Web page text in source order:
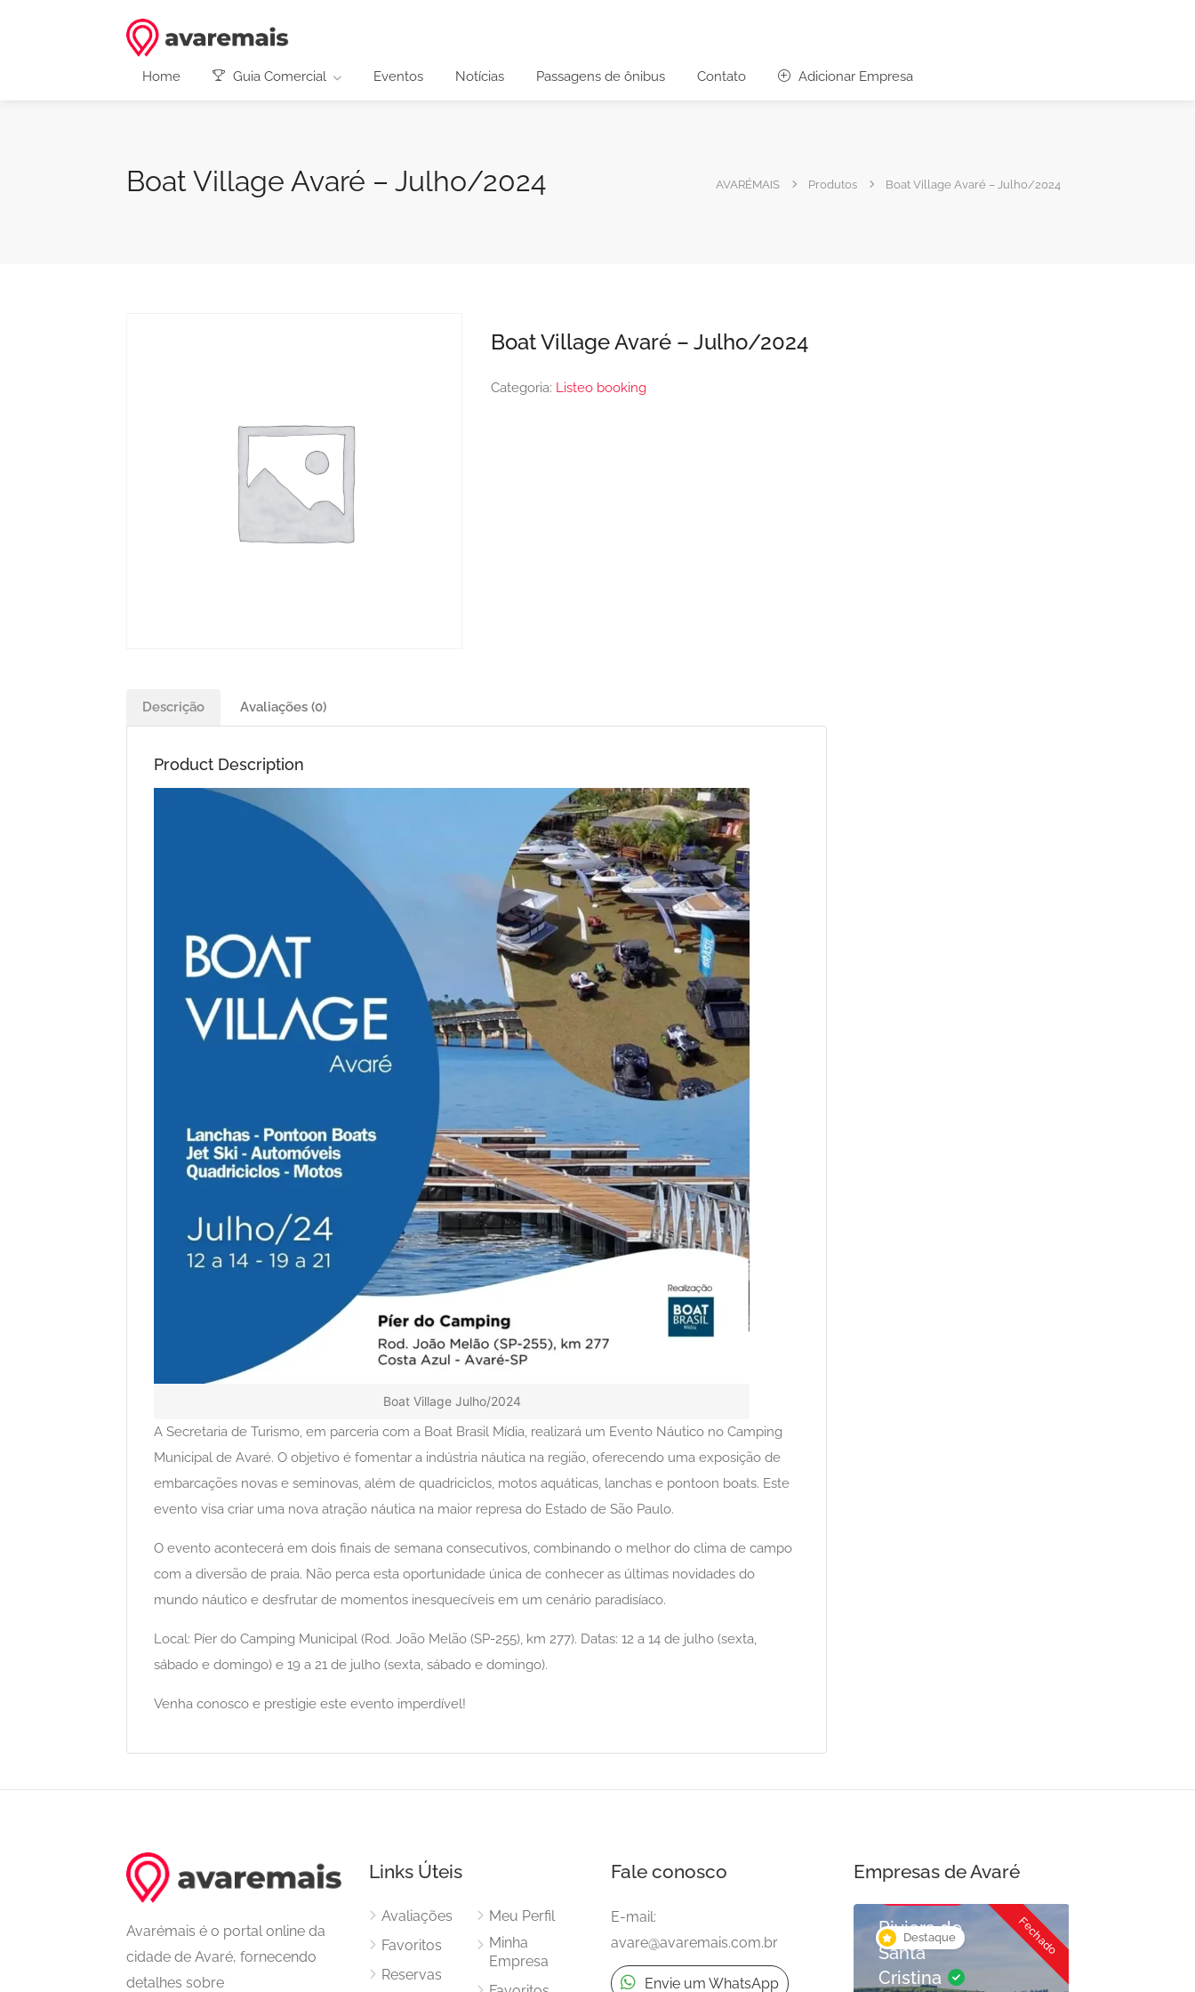
Home Guia Comercial Eventos Notícias Passagens de ônibus Contato Adicionar Empresa
Boat Village Avaré – Julho/2024 AVARÉMAIS Produtos Boat Village Avaré – Julho/2024
Boat Village Avaré – Julho/2024
Categoria: Listeo booking
Descrição Avaliações (0)
Product Description
Boat Village Julho/2024
A Secretaria de Turismo, em parceria com a Boat Brasil Mídia, realizará um Evento Náutico no Camping
Municipal de Avaré. O objetivo é fomentar a indústria náutica na região, oferecendo uma exposição de
embarcações novas e seminovas, além de quadriciclos, motos aquáticas, lanchas e pontoon boats. Este
evento visa criar uma nova atração náutica na maior represa do Estado de São Paulo.
O evento acontecerá em dois finais de semana consecutivos, combinando o melhor do clima de campo
com a diversão de praia. Não perca esta oportunidade única de conhecer as últimas novidades do
mundo náutico e desfrutar de momentos inesquecíveis em um cenário paradisíaco.
Local: Píer do Camping Municipal (Rod. João Melão (SP-255), km 277). Datas: 12 a 14 de julho (sexta,
sábado e domingo) e 19 a 21 de julho (sexta, sábado e domingo).
Venha conosco e prestigie este evento imperdível!
Avarémais é o portal online da
cidade de Avaré, fornecendo
detalhes sobre
Links Úteis
Avaliações
Favoritos
Reservas
Meu Perfil
Minha
Empresa
Fale conosco
E-mail:
avare@avaremais.com.br
Envie um WhatsApp
Empresas de Avaré
Destaque Aberto
Alimentação
Destaque
16/04/2025
Destaque Fechado
Riviera de
Santa
Cristina